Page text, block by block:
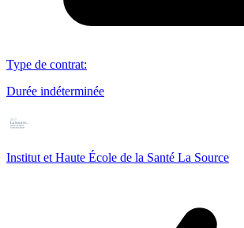
Type de contrat:
Durée indéterminée
Institut et Haute École de la Santé La Source